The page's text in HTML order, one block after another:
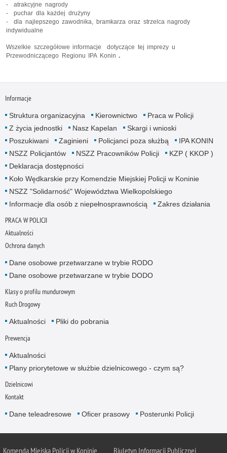
- atrakcyjne nagrody
- puchar dla każdej drużyny
- dla najlepszego zawodnika, bramkarza oraz strzelca nagrody
indywidualne
Wszelkie szczegółowe informacje
dotyczące tej imprezy u
Przewodniczącego Regionu IPA Konin .
Informacje
Struktura organizacyjna Kierownictwo
Praca w Policji
Z życia jednostki
Nasz Kapelan
Skargi i wnioski
Poszukiwani
Zaginieni Policjanci poza służbą
IPA KONIN
NSZZ Policjantów
NSZZ Pracowników Policji
KZP ( KKOP )
Deklaracja dostępności
Koło Wędkarskie przy Komendzie Miejskiej Policji w Koninie
NSZZ "Solidarność" Województwa Wielkopolskiego
Informacje dla osób z niepełnosprawnością
Zakres działania
PRACA W POLICJI
Aktualności
Ochrona danych
Dane osobowe przetwarzane w trybie RODO
Dane osobowe przetwarzane w trybie DODO
Klasy o profilu mundurowym
Ruch Drogowy
Aktualności Pliki do pobrania
Prewencja
Aktualności
Plany priorytetowe w służbie dzielnicowego - czym są?
Dzielnicowi
Kontakt
Dane teleadresowe Oficer prasowy Posterunki Policji
Komenda Miejska Policji w Koninie Biuletyn Informacji Publicznej